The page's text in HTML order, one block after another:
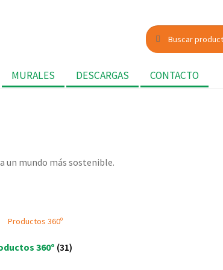
Buscar
por:
Buscar
MURALES DESCARGAS CONTACTO
un mundo más sostenible.
360º (31)